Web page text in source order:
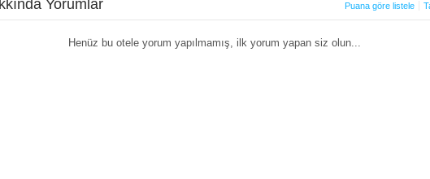
Yorumlar Puana göre listele
Henüz bu otele yorum yapılmamış, ilk yorum yapan siz olun...